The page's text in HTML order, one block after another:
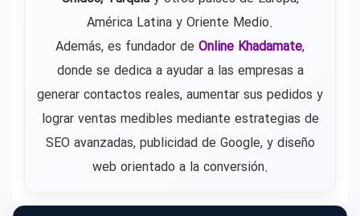
América Latina y Oriente Medio.
Además, es fundador de Online Khadamate,
donde se dedica a ayudar a las empresas a
generar contactos reales, aumentar sus pedidos y
lograr ventas medibles mediante estrategias de
SEO avanzadas, publicidad de Google, y diseño
web orientado a la conversión.